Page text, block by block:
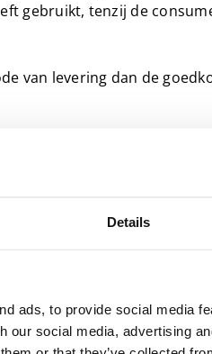
Details
ads, to provide social media
our social media, advertising
gebruikt, tenzij de
van levering dan de